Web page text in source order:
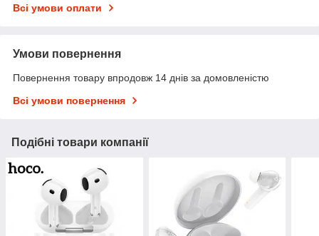
Всі умови оплати
Умови повернення
Повернення товару впродовж 14 днів за домовленістю
Всі умови повернення
Подібні товари компанії